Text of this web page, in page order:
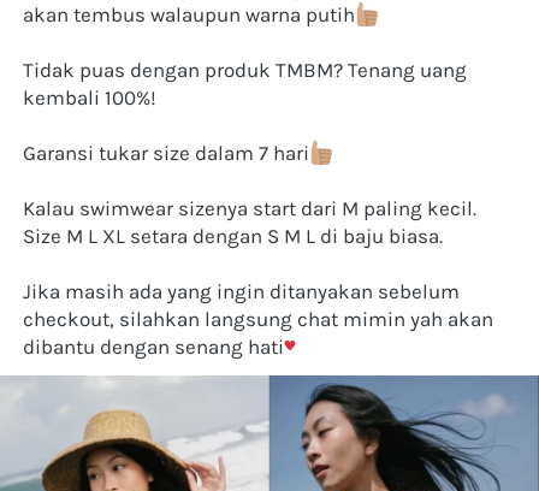
akan tembus walaupun warna putih
Tidak puas dengan produk TMBM? Tenang uang
kembali 100%!
Garansi tukar size dalam 7 hari
Kalau swimwear sizenya start dari M paling kecil.
Size M L XL setara dengan S M L di baju biasa.
Jika masih ada yang ingin ditanyakan sebelum
checkout, silahkan langsung chat mimin yah akan
dibantu dengan senang hati